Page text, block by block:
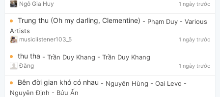
Ngô Gia Huy 1 ngày trước
Trung thu (Oh my darling, Clementine) - Phạm Duy - Various
Artists
musiclistener103_5 1 ngày trước
thu tha - Trần Duy Khang - Trần Duy Khang
Đăng 1 ngày trước
Bên đời gian khó có nhau - Nguyên Hùng - Oai Levo -
Nguyên Định - Bửu Ấn